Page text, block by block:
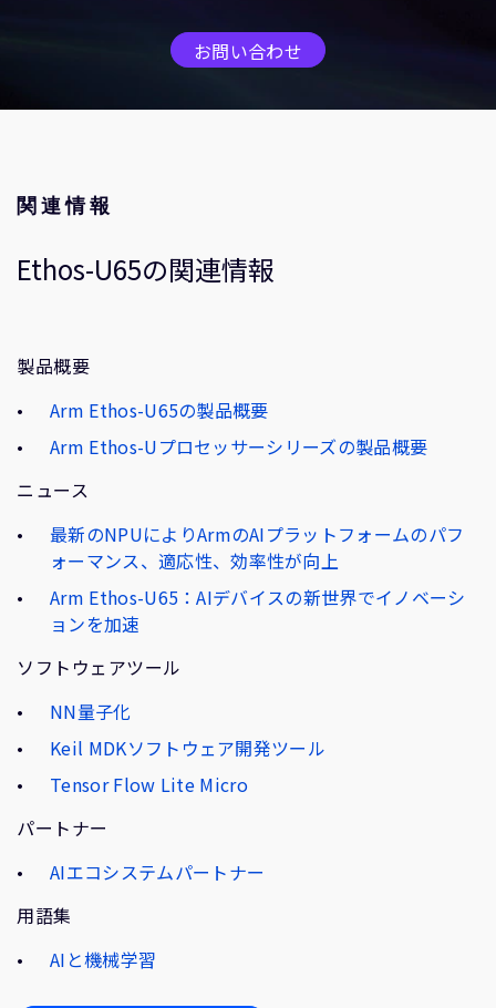
お問い合わせ
関連情報
Ethos-U65の関連情報
製品概要
Arm Ethos-U65の製品概要
Arm Ethos-Uプロセッサーシリーズの製品概要
ニュース
最新のNPUによりArmのAIプラットフォームのパフ
ォーマンス、適応性、効率性が向上
Arm Ethos-U65：AIデバイスの新世界でイノベーシ
ョンを加速
ソフトウェアツール
NN量子化
Keil MDKソフトウェア開発ツール
Tensor Flow Lite Micro
パートナー
AIエコシステムパートナー
用語集
AIと機械学習